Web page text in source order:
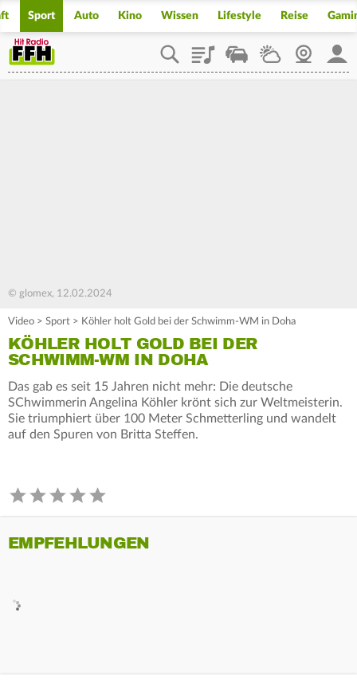
Sport Auto Kino Wissen Lifestyle Reise
PlaylistStaupilotWetterWebcam
© glomex, 12.02.2024
Video > Sport > Köhler holt Gold bei der Schwimm-WM in Doha
KÖHLER HOLT GOLD BEI DER
SCHWIMM-WM IN DOHA
Das gab es seit 15 Jahren nicht mehr: Die deutsche
SChwimmerin Angelina Köhler krönt sich zur Weltmeisterin.
Sie triumphiert über 100 Meter Schmetterling und wandelt
auf den Spuren von Britta Steffen.
EMPFEHLUNGEN